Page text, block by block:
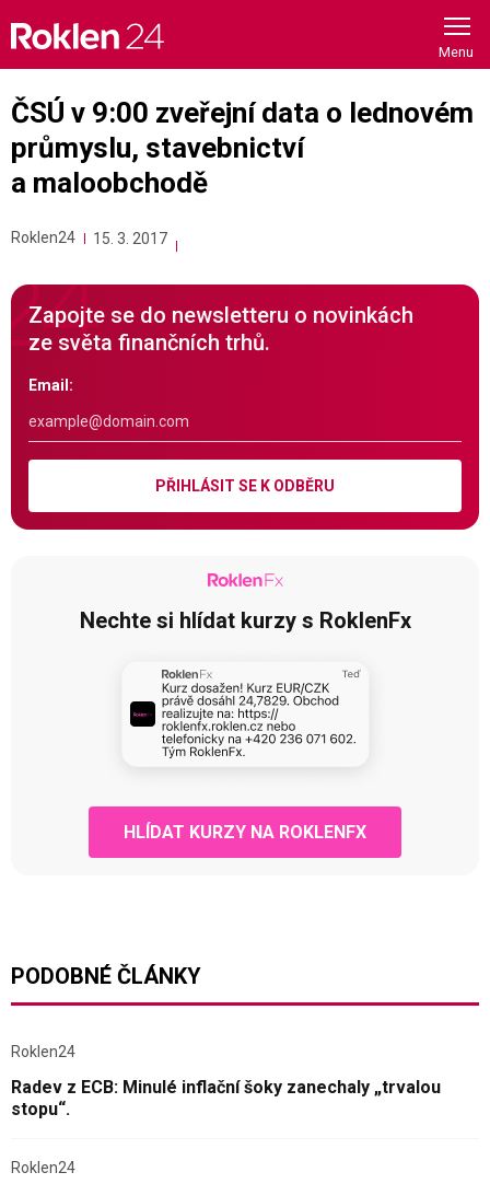
content
ČSÚ v 9:00 zveřejní data o lednovém
průmyslu, stavebnictví
a maloobchodě
Roklen24 15. 3. 2017
Zapojte se do newsletteru o novinkách
ze světa finančních trhů.
Email:
PŘIHLÁSIT SE K ODBĚRU
Nechte si hlídat kurzy s RoklenFx
HLÍDAT KURZY NA ROKLENFX
PODOBNÉ ČLÁNKY
Roklen24
Radev z ECB: Minulé inflační šoky zanechaly „trvalou
stopu“.
Roklen24